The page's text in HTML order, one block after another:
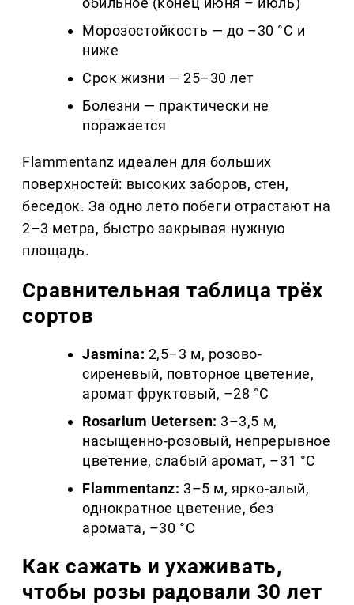
Морозостойкость — до –30 °C и
ниже
Срок жизни — 25–30 лет
Болезни — практически не
поражается
Flammentanz идеален для больших
поверхностей: высоких заборов, стен,
беседок. За одно лето побеги отрастают на
2–3 метра, быстро закрывая нужную
площадь.
Сравнительная таблица трёх
сортов
Jasmina: 2,5–3 м, розово-
сиреневый, повторное цветение,
аромат фруктовый, –28 °C
Rosarium Uetersen: 3–3,5 м,
насыщенно-розовый, непрерывное
цветение, слабый аромат, –31 °C
Flammentanz: 3–5 м, ярко-алый,
однократное цветение, без
аромата, –30 °C
Как сажать и ухаживать,
чтобы розы радовали 30 лет